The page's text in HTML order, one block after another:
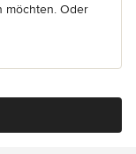
möchten. Oder